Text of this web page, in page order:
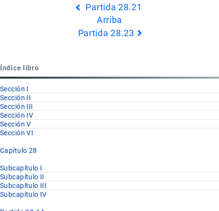
28.22
Partida 28.21
Arriba
Partida 28.23
Índice libro
Sección I
Sección II
Sección III
Sección IV
Sección V
Sección VI
Capítulo 28
Subcapítulo I
Subcapítulo II
Subcapítulo III
Subcapítulo IV